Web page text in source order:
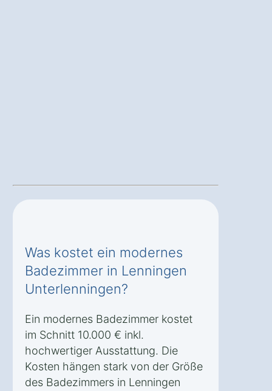
Was kostet ein modernes
Badezimmer in Lenningen
Unterlenningen?
Ein modernes Badezimmer kostet
im Schnitt 10.000 € inkl.
hochwertiger Ausstattung. Die
Kosten hängen stark von der Größe
des Badezimmers in Lenningen